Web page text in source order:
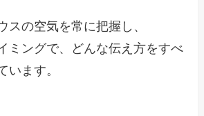
スの空気を常に把握し、
ミングで、どんな伝え方をすべ
います。